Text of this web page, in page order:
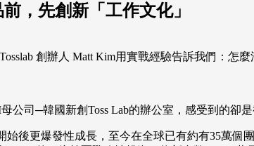
，先創新「工作文化」
創辦人 Matt Kim用實戰經驗告訴我們：怎麼
司─韓國新創Toss Lab的辦公室，感受到的卻
後更爆發性成長，至今在全球已有約有35萬個